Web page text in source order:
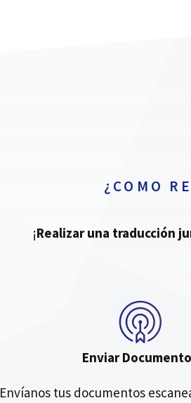
¿COMO
¡Realizar una traducción
Enviar Documento
Envíanos tus documentos